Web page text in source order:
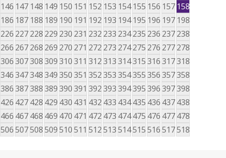
146 147 148 149 150 151 152 153 154 155 156 157 158
186 187 188 189 190 191 192 193 194 195 196 197 198
226 227228 229 230 231 232 233 234235 236 237238
266 267268 269 270 271 272 273 274275 276 277278
306307308309310311 312313314315316317318
346347348349350351 352353354355356357358
386387388389390391 392393394395396397398
426 427428 429 430 431 432 433 434435 436 437438
466 467468 469 470 471 472 473 474475 476 477478
506507508509510511 512513514515516517518